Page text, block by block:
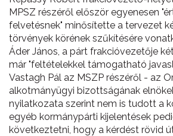
MPSZ részéről először egyenesen
felvetésnek" minősítette a tervezet
törvények körének szűkítésére
Áder János, a párt frakcióvezetője
már "feltételekkel támogatható
Vastagh Pál az MSZP részéről - az
alkotmányügyi bizottságának
nyilatkozata szerint nem is tudott a
egyéb kormánypárti kijelentések
következtetni, hogy a kérdést rövid